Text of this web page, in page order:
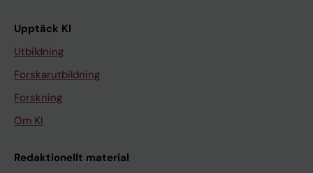
Upptäck KI
Utbildning
Forskarutbildning
Forskning
Om KI
Redaktionellt material